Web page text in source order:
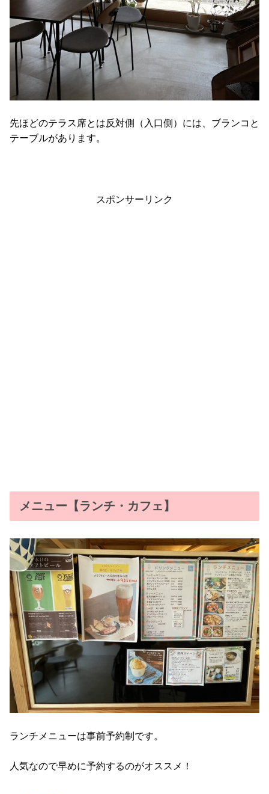
先ほどのテラス席とは反対側（入口側）には、ブランコと
テーブルがあります。
スポンサーリンク
メニュー【ランチ・カフェ】
ランチメニューは事前予約制です。
人気なので早めに予約するのがオススメ！